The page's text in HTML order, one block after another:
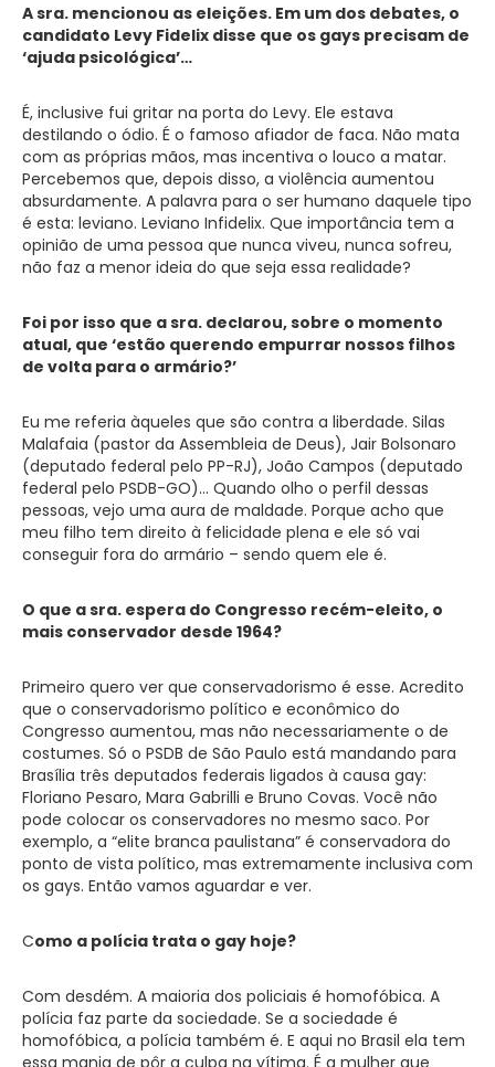
A sra. mencionou as eleições. Em um dos debates, o
candidato Levy Fidelix disse que os gays precisam de
‘ajuda psicológica’…
É, inclusive fui gritar na porta do Levy. Ele estava
destilando o ódio. É o famoso afiador de faca. Não mata
com as próprias mãos, mas incentiva o louco a matar.
Percebemos que, depois disso, a violência aumentou
absurdamente. A palavra para o ser humano daquele tipo
é esta: leviano. Leviano Infidelix. Que importância tem a
opinião de uma pessoa que nunca viveu, nunca sofreu,
não faz a menor ideia do que seja essa realidade?
Foi por isso que a sra. declarou, sobre o momento
atual, que ‘estão querendo empurrar nossos filhos
de volta para o armário?’
Eu me referia àqueles que são contra a liberdade. Silas
Malafaia (pastor da Assembleia de Deus), Jair Bolsonaro
(deputado federal pelo PP-RJ), João Campos (deputado
federal pelo PSDB-GO)… Quando olho o perfil dessas
pessoas, vejo uma aura de maldade. Porque acho que
meu filho tem direito à felicidade plena e ele só vai
conseguir fora do armário – sendo quem ele é.
O que a sra. espera do Congresso recém-eleito, o
mais conservador desde 1964?
Primeiro quero ver que conservadorismo é esse. Acredito
que o conservadorismo político e econômico do
Congresso aumentou, mas não necessariamente o de
costumes. Só o PSDB de São Paulo está mandando para
Brasília três deputados federais ligados à causa gay:
Floriano Pesaro, Mara Gabrilli e Bruno Covas. Você não
pode colocar os conservadores no mesmo saco. Por
exemplo, a “elite branca paulistana” é conservadora do
ponto de vista político, mas extremamente inclusiva com
os gays. Então vamos aguardar e ver.
Como a polícia trata o gay hoje?
Com desdém. A maioria dos policiais é homofóbica. A
polícia faz parte da sociedade. Se a sociedade é
homofóbica, a polícia também é. E aqui no Brasil ela tem
essa mania de pôr a culpa na vítima. É a mulher que